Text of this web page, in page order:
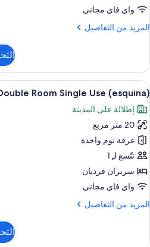
واي فاي مجاني
المزيد من التفاصيل
المزيد
غرفة
سوبيريور
مزدوجة
استعراض
جميع
صور
Superior
Double
Room
Single
Use
(esquina)
3
Room Single Use (esquina)
إطلالة على المدينة
20 متر مربع
غرفة نوم واحدة
تتّسع لـِ 1
سريران فرديان
واي فاي مجاني
المزيد من التفاصيل
المزيد